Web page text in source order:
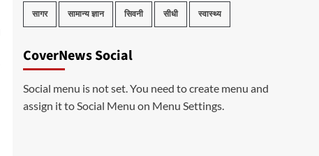
सागर सामान्य ज्ञान सिवनी सीधी स्वास्थ्य
CoverNews Social
Social menu is not set. You need to create menu and
assign it to Social Menu on Menu Settings.